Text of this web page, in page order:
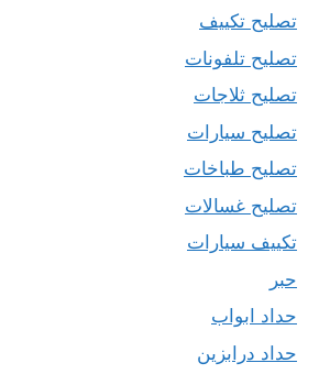
تصليح تكييف
تصليح تلفونات
تصليح ثلاجات
تصليح سيارات
تصليح طباخات
تصليح غسالات
تكييف سيارات
حبر
حداد ابواب
حداد درابزين